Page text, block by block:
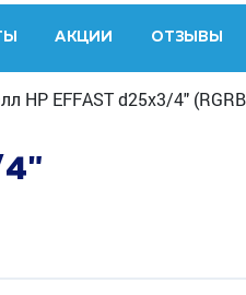
АКЦИИ ОТЗЫВЫ
НР EFFAST d25x3/4"